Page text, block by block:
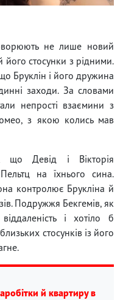
не лише новий
його стосунки з рідними.
Бруклін і його дружина
заходи. За словами
непрості взаємини з
з якою колись мав
що Девід і Вікторія
на їхнього сина.
контролює Брукліна й
Подружжя Бекгемів, як
і хотіло б
стосунків із його
й квартиру в